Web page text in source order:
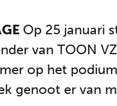
Op 25 januari
van TOON
op het
genoot er van